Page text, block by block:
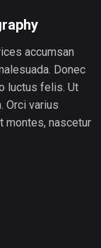
accumsan
Donec
luctus felis. Ut
Orci varius
montes, nascetur